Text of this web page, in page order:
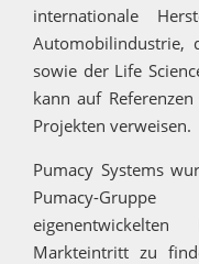
internationale
Automobilindustrie,
sowie der Life
kann auf
Projekten verweisen.
Pumacy Systems
Pumacy-
Markteintritt zu